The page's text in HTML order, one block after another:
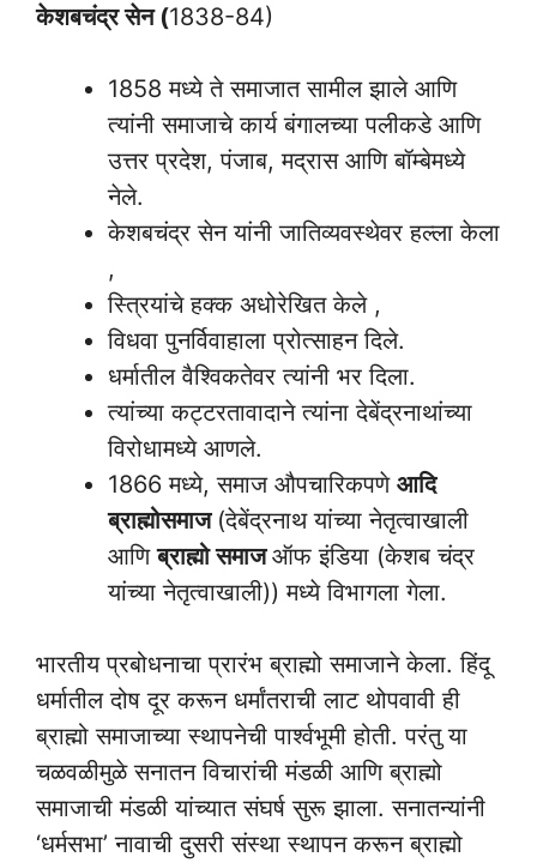
केशबचंद्र सेन (1838-84)
1858 मध्ये ते समाजात सामील झाले आणि
त्यांनी समाजाचे कार्य बंगालच्या पलीकडे आणि
उत्तर प्रदेश, पंजाब, मद्रास आणि बॉम्बेमध्ये
नेले.
केशबचंद्र सेन यांनी जातिव्यवस्थेवर हल्ला केला
,
स्त्रियांचे हक्क अधोरेखित केले ,
विधवा पुनर्विवाहाला प्रोत्साहन दिले.
धर्मातील वैश्विकतेवर त्यांनी भर दिला.
त्यांच्या कट्टरतावादाने त्यांना देबेंद्रनाथांच्या
विरोधामध्ये आणले.
1866 मध्ये, समाज औपचारिकपणे आदि
ब्राह्मोसमाज (देबेंद्रनाथ यांच्या नेतृत्वाखाली
आणिब्राह्मो समाजऑफ इंडिया (केशब चंद्र
यांच्या नेतृत्वाखाली)) मध्ये विभागला गेला.
भारतीय प्रबोधनाचा प्रारंभ ब्राह्मो समाजाने केला. हिंदू
धर्मातील दोष दूर करून धर्मांतराची लाट थोपवावी ही
ब्राह्मो समाजाच्या स्थापनेची पार्श्वभूमी होती. परंतु या
चळवळीमुळे सनातन विचारांची मंडळी आणि ब्राह्मो
समाजाची मंडळी यांच्यात संघर्ष सुरू झाला. सनातन्यांनी
‘धर्मसभा’ नावाची दुसरी संस्था स्थापन करून ब्राह्मो